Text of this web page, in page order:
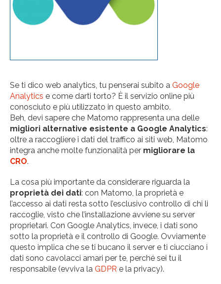
Se ti dico web analytics, tu penserai subito a Google
Analytics e come darti torto? È il servizio online più
conosciuto e più utilizzato in questo ambito.
Beh, devi sapere che Matomo rappresenta una delle
migliori alternative esistente a Google Analytics:
oltre a raccogliere i dati del traffico ai siti web, Matomo
integra anche molte funzionalità per migliorare la
CRO.
La cosa più importante da considerare riguarda la
proprietà dei dati: con Matomo, la proprietà e
l’accesso ai dati resta sotto l’esclusivo controllo di chi li
raccoglie, visto che l’installazione avviene su server
proprietari. Con Google Analytics, invece, i dati sono
sotto la proprietà e il controllo di Google. Ovviamente
questo implica che se ti bucano il server e ti ciucciano i
dati sono cavolacci amari per te, perché sei tu il
responsabile (evviva la GDPR e la privacy).